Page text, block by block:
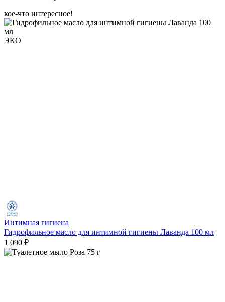
кое-что интересное!
ЭКО
Интимная гигиена
Гидрофильное масло для интимной гигиены Лаванда 100 мл
1 090 ₽